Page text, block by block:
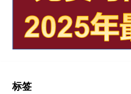
标签